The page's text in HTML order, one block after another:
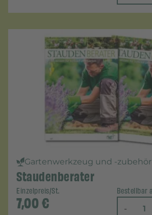
Gartenwerkzeug und -zubehör
Staudenberater
Einzelpreis/St.
7,00€
Bestellbar
-